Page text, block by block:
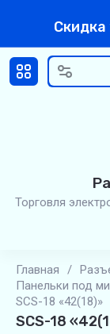
Торговля
Главная /
Панельки под
SCS-18 «42(18)»
SCS-18